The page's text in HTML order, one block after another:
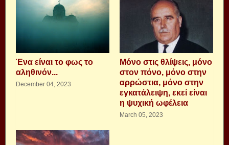
Ένα είναι το φως το
αληθινόν...
December 04, 2023
Μόνο στις θλίψεις, μόνο
στον πόνο, μόνο στην
αρρώστια, μόνο στην
εγκατάλειψη, εκεί είναι
η ψυχική ωφέλεια
March 05, 2023